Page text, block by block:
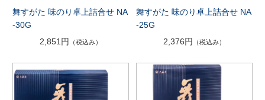
舞すがた 味のり卓上詰合せ NA
-30G
2,851円
（税込み）
舞すがた 味のり卓上詰合せ NA
-25G
2,376円
（税込み）